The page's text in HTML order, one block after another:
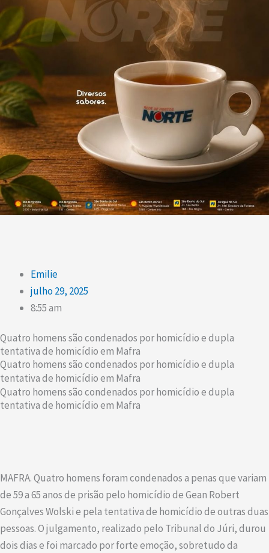
Emilie
julho 29, 2025
8:55 am
Quatro homens são condenados por homicídio e dupla
tentativa de homicídio em Mafra
Quatro homens são condenados por homicídio e dupla
tentativa de homicídio em Mafra
Quatro homens são condenados por homicídio e dupla
tentativa de homicídio em Mafra
MAFRA. Quatro homens foram condenados a penas que variam
de 59 a 65 anos de prisão pelo homicídio de Gean Robert
Gonçalves Wolski e pela tentativa de homicídio de outras duas
pessoas. O julgamento, realizado pelo Tribunal do Júri, durou
dois dias e foi marcado por forte emoção, sobretudo da